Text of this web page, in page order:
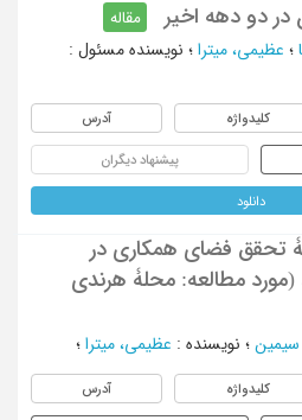
دو دهه اخیر
مقاله
؛ عظیمی، میترا ؛ نویسنده مسئول :
کلیدواژه آدرس
پیشنهاد دیگران
دانلود
تحقق فضای همکاری در
(مورد مطالعه: محلۀ هرندی
؛ نویسنده : عظیمی، میترا ؛
کلیدواژه آدرس